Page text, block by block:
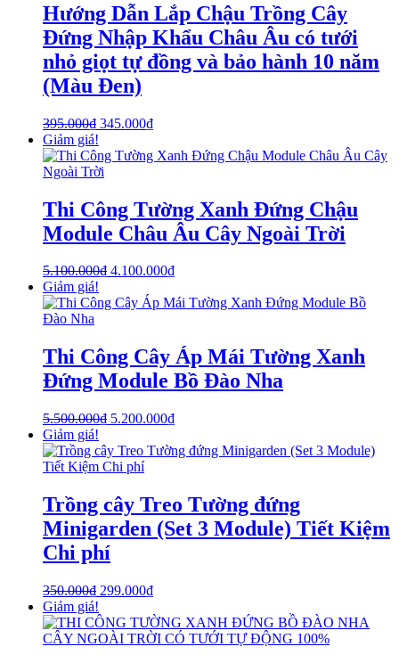
Hướng Dẫn Lắp Chậu Trồng Cây
Đứng Nhập Khẩu Châu Âu có tưới
nhỏ giọt tự đồng và bảo hành 10 năm
(Màu Đen)
395.000₫ 345.000₫
Giảm giá!
Thi Công Tường Xanh Đứng Chậu
Module Châu Âu Cây Ngoài Trời
5.100.000₫ 4.100.000₫
Giảm giá!
Thi Công Cây Áp Mái Tường Xanh
Đứng Module Bồ Đào Nha
5.500.000₫ 5.200.000₫
Giảm giá!
Trồng cây Treo Tường đứng
Minigarden (Set 3 Module) Tiết Kiệm
Chi phí
350.000₫ 299.000₫
Giảm giá!